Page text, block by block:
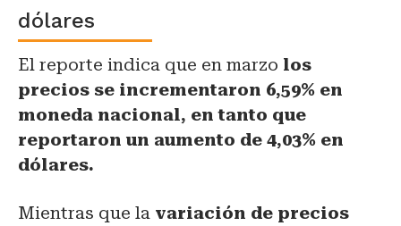
dólares
El reporte indica que en marzo los
precios se incrementaron 6,59% en
moneda nacional, en tanto que
reportaron un aumento de 4,03% en
dólares.
Mientras que la variación de precios